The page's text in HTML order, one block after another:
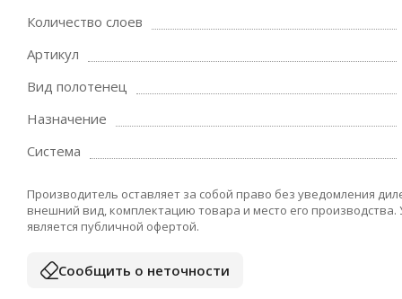
Количество слоев
Артикул
Вид полотенец
Назначение
Система
Производитель оставляет за собой право без уведомления
внешний вид, комплектацию товара и место его
является публичной офертой.
Сообщить о неточности